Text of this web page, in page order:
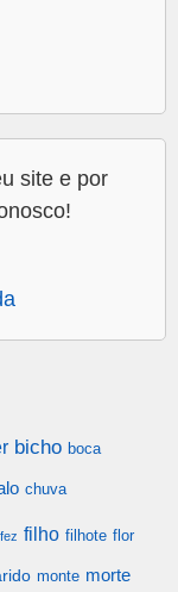
site e por
bicho boca
chuva
fez filho filhote flor
monte morte